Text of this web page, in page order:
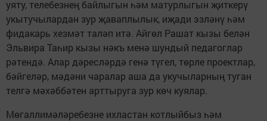
уяту, телебезнең байлыгын һәм матурлыгын җиткерү
укытучылардан зур җаваплылык, иҗади эзләнү һәм
фидакарь хезмәт таләп итә. Айгөл Рашат кызы белән
Эльвира Таһир кызы нәкъ менә шундый педагоглар
рәтендә. Алар дәресләрдә генә түгел, төрле проектлар,
бәйгеләр, мәдәни чаралар аша да укучыларның туган
телгә мәхәббәтен арттыруга зур көч куялар.
Мөгаллимәләребезне ихластан котлыйбыз һәм